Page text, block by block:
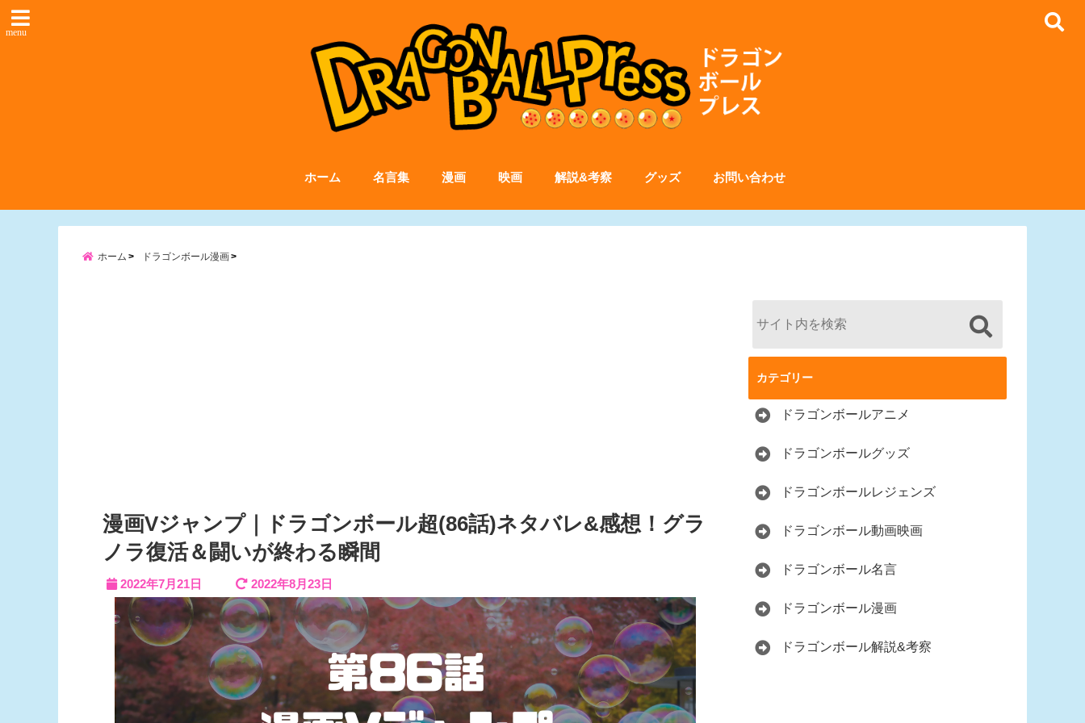
menu
ホーム 名言集 漫画 映画 解説&考察 グッズ お問い合わせ
ホーム ドラゴンボール漫画
漫画Vジャンプ｜ドラゴンボール超(86話)ネタバレ&感想！グラ
ノラ復活＆闘いが終わる瞬間
2022年7月21日 2022年8月23日
カテゴリー
ドラゴンボールアニメ
ドラゴンボールグッズ
ドラゴンボールレジェンズ
ドラゴンボール動画映画
ドラゴンボール名言
ドラゴンボール漫画
ドラゴンボール解説&考察